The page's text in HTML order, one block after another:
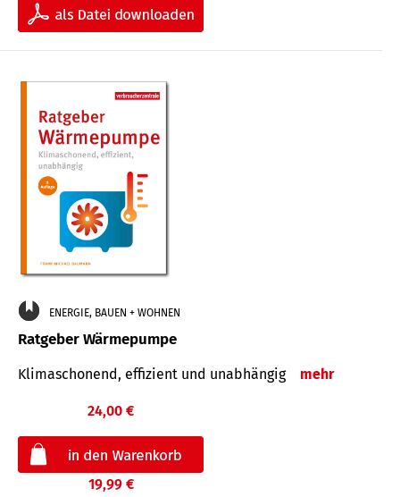
ENERGIE, BAUEN + WOHNEN
Ratgeber Wärmepumpe
Klimaschonend, effizient und unabhängig mehr
24,00 €
19,99 €